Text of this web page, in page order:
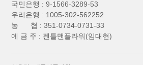
국민은행 : 9-1566-3289-53
우리은행 : 1005-302-562252
농 협 : 351-0734-0731-33
예 금 주 : 젠틀맨플라워(임대현)